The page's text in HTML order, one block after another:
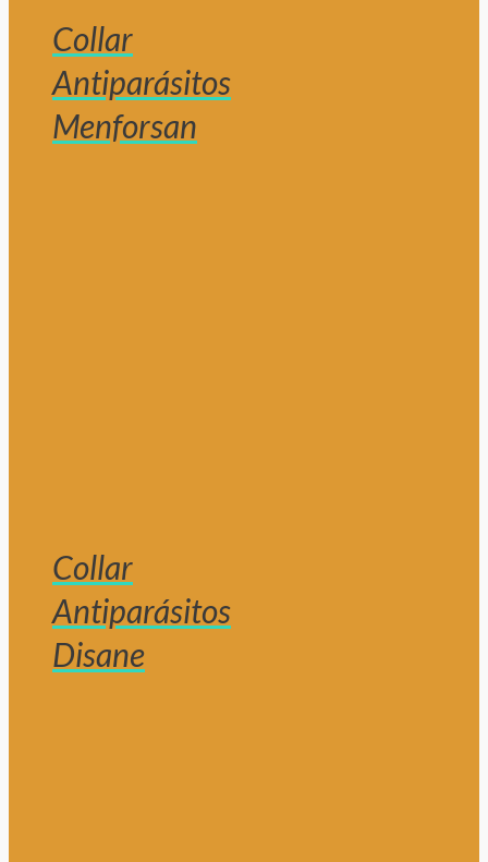
Collar
Antiparásitos
Menforsan
Collar
Antiparásitos
Disane